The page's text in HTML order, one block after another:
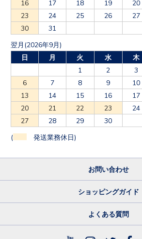
16
17 18 19 20
23
24 25 26 27
30
31
翌月(2026年9月)
日
月 火 水 木
1
2 3
6
7 8 9 10
13
14 15 16 17
20
21 22 23 24
27
28 29 30
( 発送業務休日)
お問い合わせ
ショッピングガイド
よくある質問